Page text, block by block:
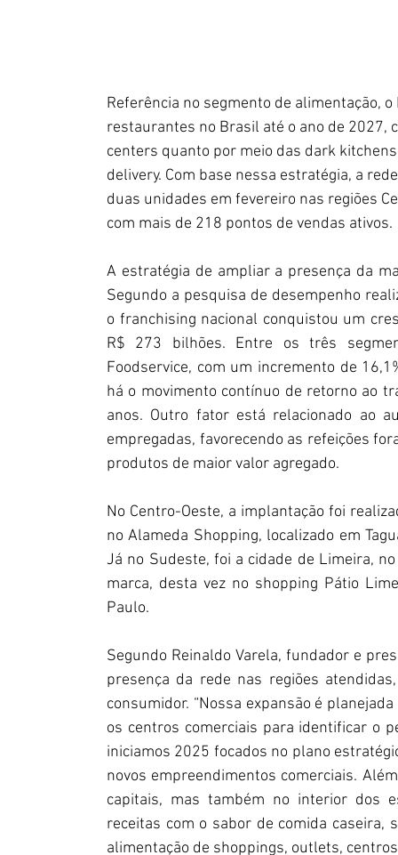
Referência no segmento de alimentação,
restaurantes no Brasil até o ano de
centers quanto por meio das dark
delivery. Com base nessa estratégia, a
duas unidades em fevereiro nas regiões
com mais de 218 pontos de vendas ativos.
A estratégia de ampliar a presença da
Segundo a pesquisa de desempenho
o franchising nacional conquistou um
R$ 273 bilhões. Entre os três
Foodservice, com um incremento de
há o movimento contínuo de retorno ao
anos. Outro fator está relacionado ao
empregadas, favorecendo as refeições
produtos de maior valor agregado.
No Centro-Oeste, a implantação foi
no Alameda Shopping, localizado em
Já no Sudeste, foi a cidade de Limeira,
marca, desta vez no shopping Pátio
Paulo.
Segundo Reinaldo Varela, fundador e
presença da rede nas regiões
consumidor. “Nossa expansão é
os centros comerciais para identificar o
iniciamos 2025 focados no plano
novos empreendimentos comerciais.
capitais, mas também no interior dos
receitas com o sabor de comida
alimentação de shoppings, outlets,